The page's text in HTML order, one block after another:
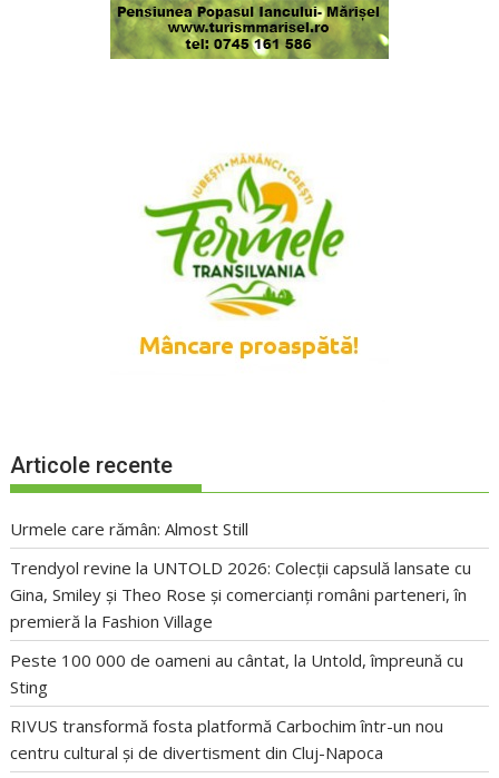
Articole recente
Urmele care rămân: Almost Still
Trendyol revine la UNTOLD 2026: Colecții capsulă lansate cu
Gina, Smiley și Theo Rose și comercianți români parteneri, în
premieră la Fashion Village
Peste 100 000 de oameni au cântat, la Untold, împreună cu
Sting
RIVUS transformă fosta platformă Carbochim într-un nou
centru cultural și de divertisment din Cluj-Napoca